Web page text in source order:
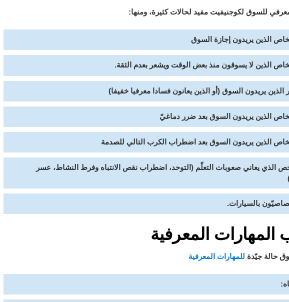
للسوق لكوجنيفيت مفيد لحالات كثيرة، ومنها:
الذين يريدون إجازة السوق
الذين لا يسوقون منذ بعض الوقت ويشعر بعدم الثقة.
الذين يريدون السوق (أو الذين يعانون فسادا معرفيا خفيفا)
الذين يريدون السوق بعد ضرر دماغيّ
الذين يريدون السوق بعد اضطراب الكرب التالي للصدمة
الذي يعاني صعوبات التعلّم (التوحد، اضطراب نقص الانتباه وفرط النشاط، عسر
بالسيارات.
المهارات المعرفية
حالة جيّدة للمهارات المعرفية